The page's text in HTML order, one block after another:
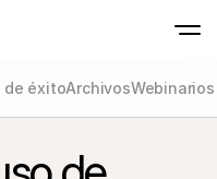
Pagos en línea
de éxitoArchivos